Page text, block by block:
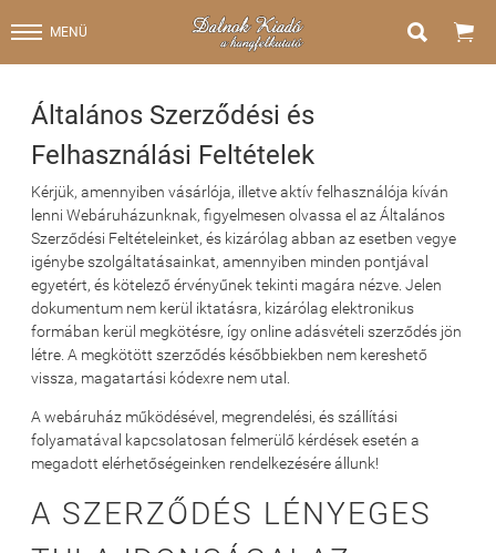
MENÜ  
Általános Szerződési és
Felhasználási Feltételek
Kérjük, amennyiben vásárlója, illetve aktív felhasználója kíván
lenni Webáruházunknak, figyelmesen olvassa el az Általános
Szerződési Feltételeinket, és kizárólag abban az esetben vegye
igénybe szolgáltatásainkat, amennyiben minden pontjával
egyetért, és kötelező érvényűnek tekinti magára nézve. Jelen
dokumentum nem kerül iktatásra, kizárólag elektronikus
formában kerül megkötésre, így online adásvételi szerződés jön
létre. A megkötött szerződés későbbiekben nem kereshető
vissza, magatartási kódexre nem utal.
A webáruház működésével, megrendelési, és szállítási
folyamatával kapcsolatosan felmerülő kérdések esetén a
megadott elérhetőségeinken rendelkezésére állunk!
A SZERZŐDÉS LÉNYEGES